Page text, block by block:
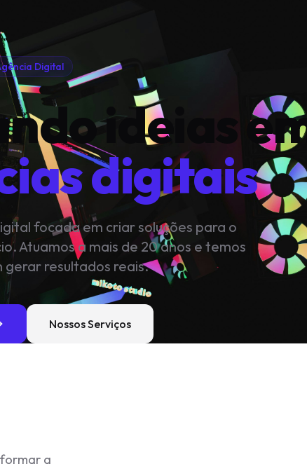
Digital
ideias em
digitais
focada em criar soluções para o
Atuamos a mais de 20 anos e temos
gerar resultados reais.
Nossos Serviços
a